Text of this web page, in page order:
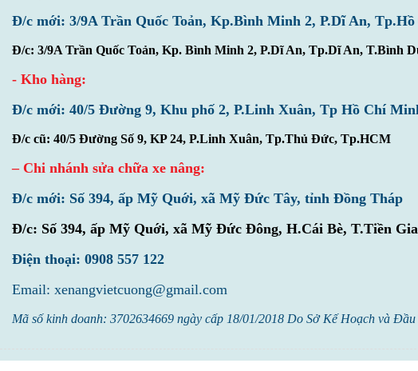
Đ/c mới: 3/9A Trần Quốc Toản, Kp.Bình Minh 2, P.Dĩ An,
Đ/c: 3/9A Trần Quốc Toản, Kp. Bình Minh 2, P.Dĩ An, Tp.Dĩ An, T.Bình
- Kho hàng:
Đ/c mới: 40/5 Đường 9, Khu phố 2, P.Linh Xuân, Tp Hồ Chí
Đ/c cũ: 40/5 Đường Số 9, KP 24, P.Linh Xuân, Tp.Thủ Đức, Tp.HCM
– Chi nhánh sửa chữa xe nâng:
Đ/c mới: Số 394, ấp Mỹ Quới, xã Mỹ Đức Tây, tỉnh Đồng Tháp
Đ/c: Số 394, ấp Mỹ Quới, xã Mỹ Đức Đông, H.Cái Bè, T.Tiền
Điện thoại: 0908 557 122
Email: xenangvietcuong@gmail.com
Mã số kinh doanh: 3702634669 ngày cấp 18/01/2018 Do Sở Kế Hoạch và